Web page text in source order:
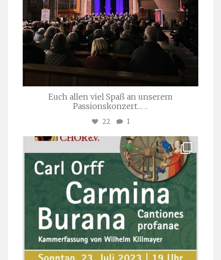
Euch allen viel Spaß an unserem
Passionskonzert… ...
22 1
stuttgarter_oratorienchor
Juli 22